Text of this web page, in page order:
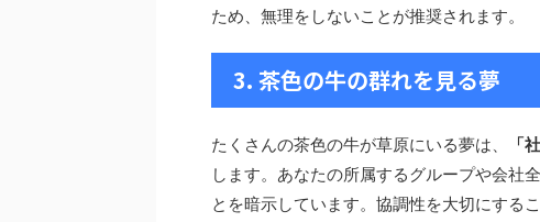
ため、無理をしないことが推奨されます。
3. 茶色の牛の群れを見る夢
たくさんの茶色の牛が草原にいる夢は、 「
します。あなたの所属するグループや会社
とを暗示しています。協調性を大切にする